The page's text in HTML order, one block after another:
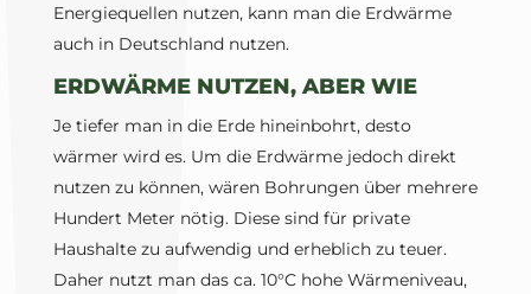
Energiequellen nutzen, kann man die Erdwärme
auch in Deutschland nutzen.
ERDWÄRME NUTZEN, ABER WIE
Je tiefer man in die Erde hineinbohrt, desto
wärmer wird es. Um die Erdwärme jedoch direkt
nutzen zu können, wären Bohrungen über mehrere
Hundert Meter nötig. Diese sind für private
Haushalte zu aufwendig und erheblich zu teuer.
Daher nutzt man das ca. 10°C hohe Wärmeniveau,